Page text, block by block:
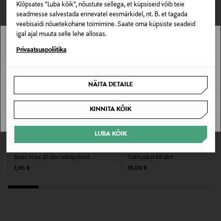
Klõpsates "Luba kõik", nõustute sellega, et küpsiseid võib teie
seadmesse salvestada erinevatel eesmärkidel, nt. B. et tagada
veebisaidi nõuetekohane toimimine. Saate oma küpsiste seadeid
igal ajal muuta selle lehe allosas.
Privaatsuspoliitika
NÄITA DETAILE
KINNITA KÕIK
LUBA KÕIK
Masinpesu
Pesemistemperatuur
40 °C
Värv
SMOKE (TUMMANHARMAA)
Valmistaja tootenumber
Tootja
Basic Maxi 20 den sukkpüksid
Original Price
7,95 €
Sukkpüksid 8 den
Original Price
31,00 €
Stockmann pole Sinu riigis saadaval.
SAAN ARU